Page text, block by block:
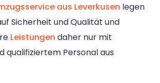
aus Leverkusen legen
Sicherheit und Qualität und
Leistungen daher nur mit
qualifiziertem Personal aus